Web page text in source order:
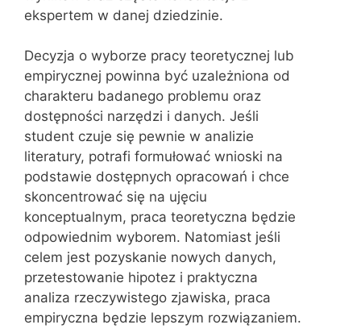
ekspertem w danej dziedzinie.
Decyzja o wyborze pracy teoretycznej lub
empirycznej powinna być uzależniona od
charakteru badanego problemu oraz
dostępności narzędzi i danych. Jeśli
student czuje się pewnie w analizie
literatury, potrafi formułować wnioski na
podstawie dostępnych opracowań i chce
skoncentrować się na ujęciu
konceptualnym, praca teoretyczna będzie
odpowiednim wyborem. Natomiast jeśli
celem jest pozyskanie nowych danych,
przetestowanie hipotez i praktyczna
analiza rzeczywistego zjawiska, praca
empiryczna będzie lepszym rozwiązaniem.